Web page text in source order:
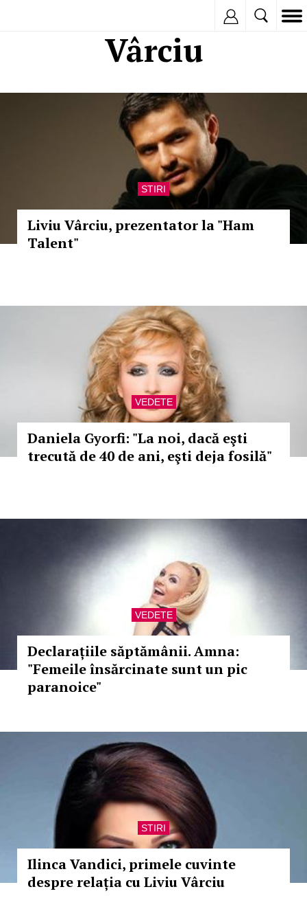
Vârciu
STIRI
Liviu Vârciu, prezentator la "Ham
Talent"
VEDETE
Daniela Gyorfi: "La noi, dacă eşti
trecută de 40 de ani, eşti deja fosilă"
VEDETE
Declarațiile săptămânii. Amna:
"Femeile însărcinate sunt un pic
paranoice"
STIRI
Ilinca Vandici, primele cuvinte
despre relația cu Liviu Vârciu